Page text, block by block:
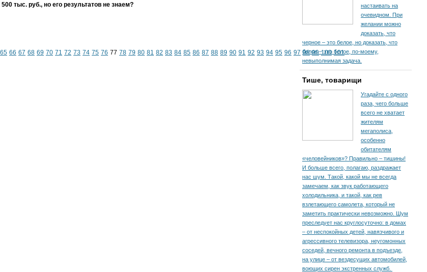
тыс. руб., но его результатов не знаем?
65 66 67 68 69 70 71 72 73 74 75 76 77 78 79 80 81 82 83 84 85 86 87 88 89 90 91 92 93 94 95 96 97 98 99 100 101
настаивать на
очевидном. При
желании можно
доказать, что
черное – это белое, но доказать, что
белое – это белое, по-моему,
невыполнимая задача.
Тише, товарищи
Угадайте с одного
раза, чего больше
всего не хватает
жителям
мегаполиса,
особенно
обитателям
«человейников»? Правильно – тишины!
И больше всего, полагаю, раздражает
нас шум. Такой, какой мы не всегда
замечаем, как звук работающего
холодильника, и такой, как рев
взлетающего самолета, который не
заметить практически невозможно. Шум
преследует нас круглосуточно: в домах
– от неспокойных детей, навязчивого и
агрессивного телевизора, неугомонных
соседей, вечного ремонта в подъезде,
на улице – от вездесущих автомобилей,
воющих сирен экстренных служб.